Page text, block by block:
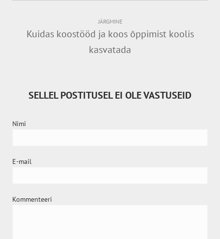
JÄRGMINE
Kuidas koostööd ja koos õppimist koolis
kasvatada
SELLEL POSTITUSEL EI OLE VASTUSEID
Nimi
E-mail
Kommenteeri